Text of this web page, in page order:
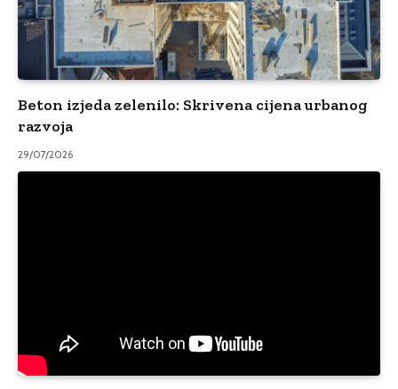
Beton izjeda zelenilo: Skrivena cijena urbanog
razvoja
29/07/2026